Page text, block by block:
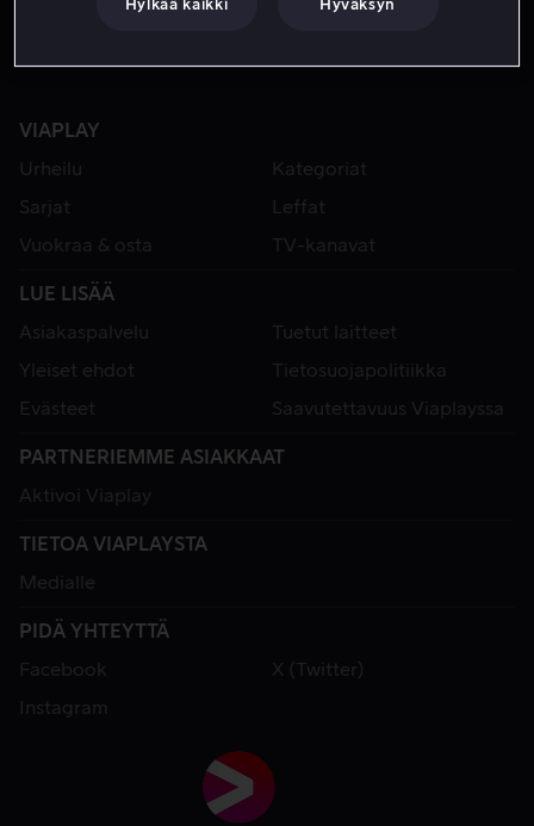
VIAPLAY
Urheilu
Kategoriat
Sarjat
Leffat
Vuokraa & osta
TV-kanavat
LUE LISÄÄ
Asiakaspalvelu
Tuetut laitteet
Yleiset ehdot
Tietosuojapolitiikka
Evästeet
Saavutettavuus Viaplayssa
PARTNERIEMME ASIAKKAAT
Aktivoi Viaplay
TIETOA VIAPLAYSTA
Medialle
PIDÄ YHTEYTTÄ
Facebook
X (Twitter)
Instagram
Hylkää kaikki Hyväksyn